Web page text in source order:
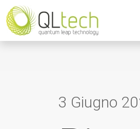
3 Giugno